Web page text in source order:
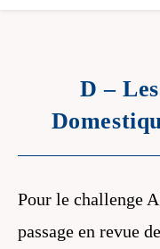
D –
Pour le challenge
passage en revue